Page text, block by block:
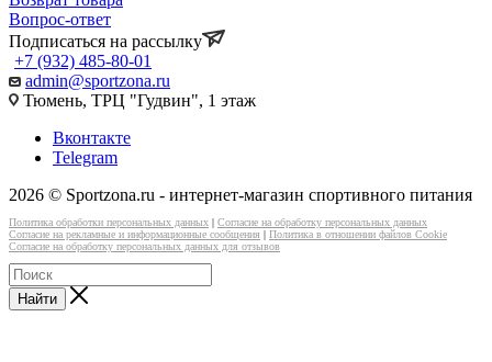
Вопрос-ответ
Подписаться на рассылку
+7 (932) 485-80-01
admin@sportzona.ru
Тюмень, ТРЦ "Гудвин", 1 этаж
Вконтакте
Telegram
2026 © Sportzona.ru - интернет-магазин спортивного питания
Политика обработки персональных данных | Согласие на обработку персональных данных
Согласие на рекламные и информационные сообщения | Политика в отношении файлов Cookie
Согласие на обработку персональных данных для отзывов
Найти